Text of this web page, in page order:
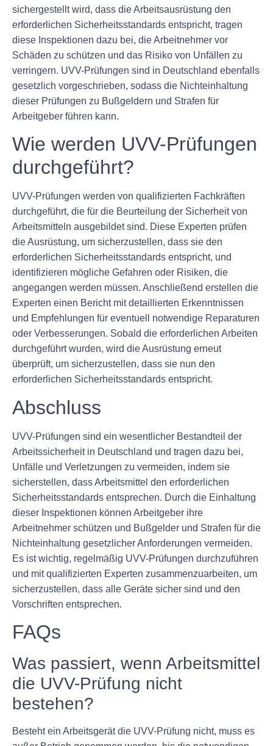
sichergestellt wird, dass die Arbeitsausrüstung den
erforderlichen Sicherheitsstandards entspricht, tragen
diese Inspektionen dazu bei, die Arbeitnehmer vor
Schäden zu schützen und das Risiko von Unfällen zu
verringern. UVV-Prüfungen sind in Deutschland ebenfalls
gesetzlich vorgeschrieben, sodass die Nichteinhaltung
dieser Prüfungen zu Bußgeldern und Strafen für
Arbeitgeber führen kann.
Wie werden UVV-Prüfungen
durchgeführt?
UVV-Prüfungen werden von qualifizierten Fachkräften
durchgeführt, die für die Beurteilung der Sicherheit von
Arbeitsmitteln ausgebildet sind. Diese Experten prüfen
die Ausrüstung, um sicherzustellen, dass sie den
erforderlichen Sicherheitsstandards entspricht, und
identifizieren mögliche Gefahren oder Risiken, die
angegangen werden müssen. Anschließend erstellen die
Experten einen Bericht mit detaillierten Erkenntnissen
und Empfehlungen für eventuell notwendige Reparaturen
oder Verbesserungen. Sobald die erforderlichen Arbeiten
durchgeführt wurden, wird die Ausrüstung erneut
überprüft, um sicherzustellen, dass sie nun den
erforderlichen Sicherheitsstandards entspricht.
Abschluss
UVV-Prüfungen sind ein wesentlicher Bestandteil der
Arbeitssicherheit in Deutschland und tragen dazu bei,
Unfälle und Verletzungen zu vermeiden, indem sie
sicherstellen, dass Arbeitsmittel den erforderlichen
Sicherheitsstandards entsprechen. Durch die Einhaltung
dieser Inspektionen können Arbeitgeber ihre
Arbeitnehmer schützen und Bußgelder und Strafen für die
Nichteinhaltung gesetzlicher Anforderungen vermeiden.
Es ist wichtig, regelmäßig UVV-Prüfungen durchzuführen
und mit qualifizierten Experten zusammenzuarbeiten, um
sicherzustellen, dass alle Geräte sicher sind und den
Vorschriften entsprechen.
FAQs
Was passiert, wenn Arbeitsmittel
die UVV-Prüfung nicht
bestehen?
Besteht ein Arbeitsgerät die UVV-Prüfung nicht, muss es